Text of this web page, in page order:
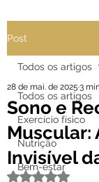
Post
Todos os artigos
Exercício físico
Nutrição
Bem-estar
Todos os artigos
Sono e
Muscular:
Invisível
28 de mai. de 2025 3
Avaliado com